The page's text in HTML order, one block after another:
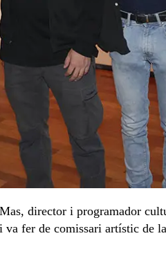
director i programador
fer de comissari artístic de